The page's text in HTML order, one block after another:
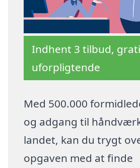
Indhent 3 tilbud,
uforpligtende
Med 500.000
og adgang til
landet, kan du trygt
opgaven med at finde